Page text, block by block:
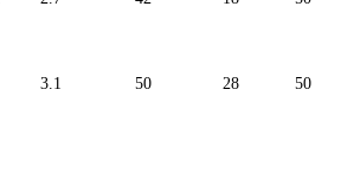
3.1 50 28 50